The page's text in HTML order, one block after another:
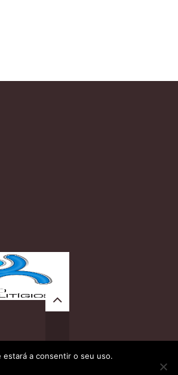
a consentir o seu uso.